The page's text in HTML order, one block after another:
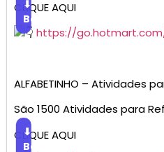
CLIQUE AQUI
⬇
Baixar
https://
ALFABETINHO – Atividades
São 1500 Atividades para
CLIQUE AQUI
⬇
Baixar